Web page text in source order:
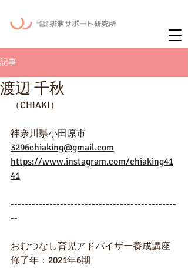
記事
渡辺 千秋
（CHIAKI）
神奈川県小田原市
3296chiaking@gmail.com
https://www.instagram.com/chiaking41
41
-----------------------------------------------
--
おむつなし育児アドバイザー養成講座
修了年：2021年6期